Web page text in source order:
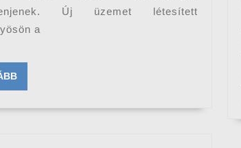
Új üzemet létesített
a
TOVÁBB